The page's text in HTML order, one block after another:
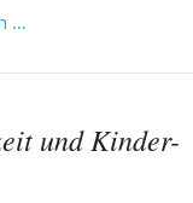
…
bei
in und Kinder-